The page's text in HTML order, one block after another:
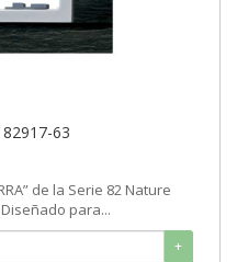
63
de la Serie 82 Nature
para...
+